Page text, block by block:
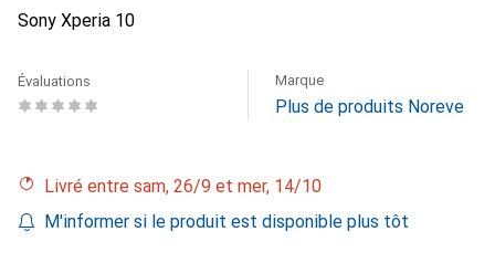
Sony Xperia 10
Évaluations Marque
Plus de produits Noreve
Livré entre sam, 26/9 et mer, 14/10
M'informer si le produit est disponible plus tôt